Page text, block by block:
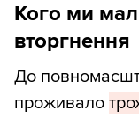
Кого ми
вторгнення
До
проживало